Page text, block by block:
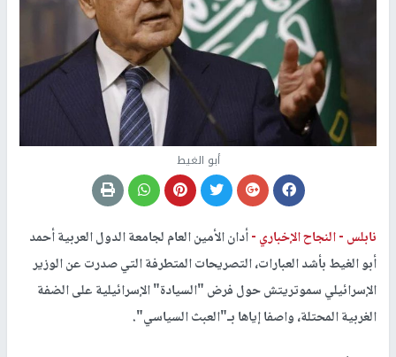
أبو الغيط
نابلس -النجاح الإخباري -أدان الأمين العام لجامعة الدول العربية أحمد
أبو الغيط بأشد العبارات، التصريحات المتطرفة التي صدرت عن الوزير
الإسرائيلي سموتريتش حول فرض "السيادة" الإسرائيلية على الضفة
الغربية المحتلة، واصفا إياها بـ"العبث السياسي".